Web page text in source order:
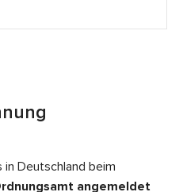
in Deutschland beim
angemeldet